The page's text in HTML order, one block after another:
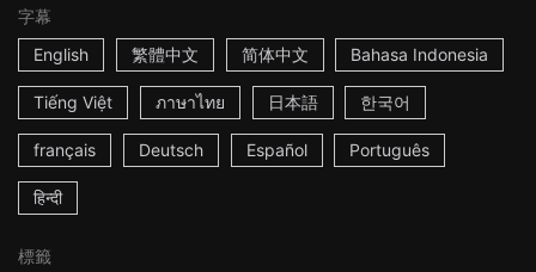
字幕
English
繁體中文 简体中文 Bahasa Indonesia
Tiếng Việt ภาษาไทย 日本語 한국어
français Deutsch Español Português
हिन्दी
標籤